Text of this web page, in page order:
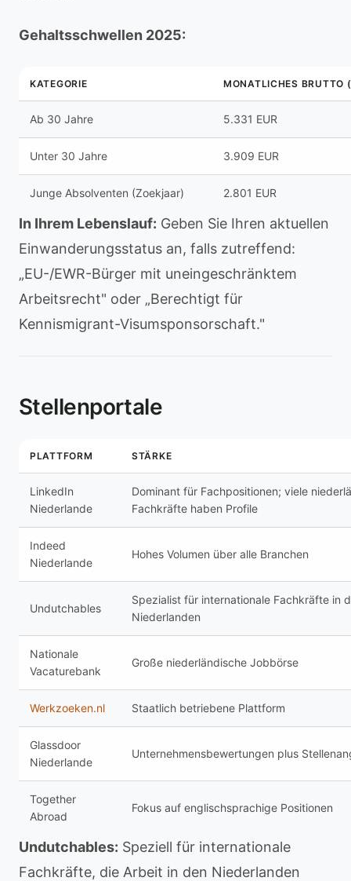
Gehaltsschwellen 2025:
KATEGORIE MONATLICHES BRUTTO
Ab 30 Jahre 5.331 EUR
Unter 30 Jahre 3.909 EUR
Junge Absolventen (Zoekjaar) 2.801 EUR
In Ihrem Lebenslauf: Geben Sie Ihren aktuellen
Einwanderungsstatus an, falls zutreffend:
„EU-/EWR-Bürger mit uneingeschränktem
Arbeitsrecht" oder „Berechtigt für
Kennismigrant-Visumsponsorschaft."
Stellenportale
PLATTFORM STÄRKE
LinkedIn
Niederlande
Dominant für Fachpositionen; viele
Fachkräfte haben Profile
Indeed
Niederlande
Hohes Volumen über alle Branchen
Undutchables
Spezialist für internationale Fachkräfte in
Niederlanden
Nationale
Vacaturebank
Große niederländische Jobbörse
Werkzoeken.nl Staatlich betriebene Plattform
Glassdoor
Niederlande
Unternehmensbewertungen plus
Together
Abroad
Fokus auf englischsprachige Positionen
Undutchables: Speziell für internationale
Fachkräfte, die Arbeit in den Niederlanden